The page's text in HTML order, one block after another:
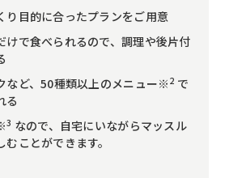
り目的に合ったプランをご用意
けで食べられるので、調理や後片付
など、50種類以上のメニュー※ 2 で
る
3 なので、自宅にいながらマッスル
ことができます。